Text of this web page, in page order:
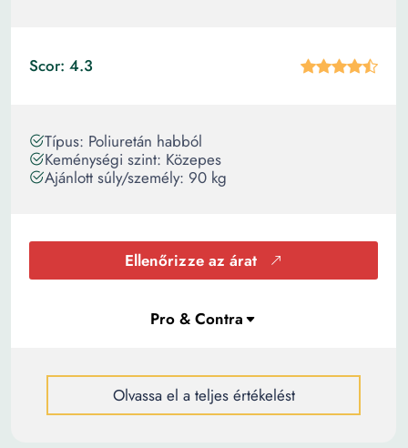
Scor: 4.3
Típus: Poliuretán habból
Keménységi szint: Közepes
Ajánlott súly/személy: 90 kg
Ellenőrizze az árat
Olvassa el a teljes értékelést